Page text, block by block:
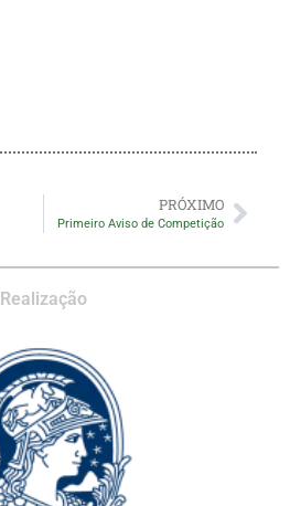
PRÓXIMO
Primeiro Aviso de Competição
Realização